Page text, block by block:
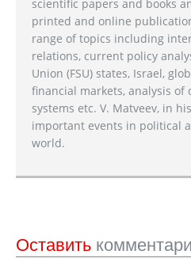
scientific papers and books
printed and online
range of topics including
relations, current policy
Union (FSU) states, Israel,
financial markets, analysis of
systems etc. V. Matveev, in
important events in political
world.
Оставить